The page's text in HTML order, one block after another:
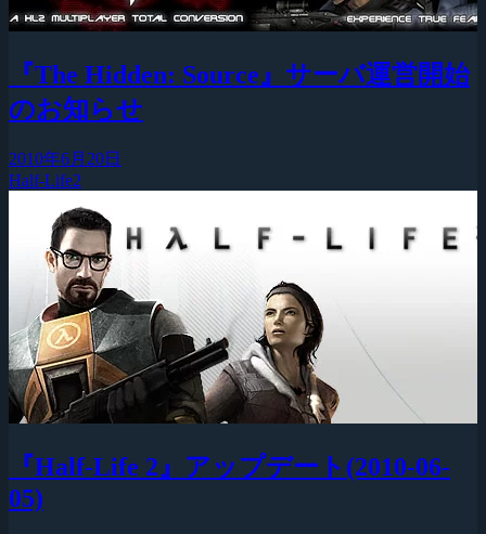
『The Hidden: Source』サーバ運営開始
のお知らせ
2010年6月20日
Half-Life2
『Half-Life 2』アップデート(2010-06-
05)